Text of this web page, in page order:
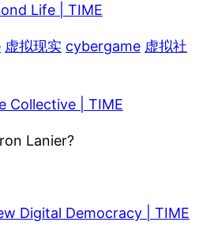
Life | TIME
虚拟现实 cybergame 虚拟社
Collective | TIME
Lanier?
Digital Democracy | TIME